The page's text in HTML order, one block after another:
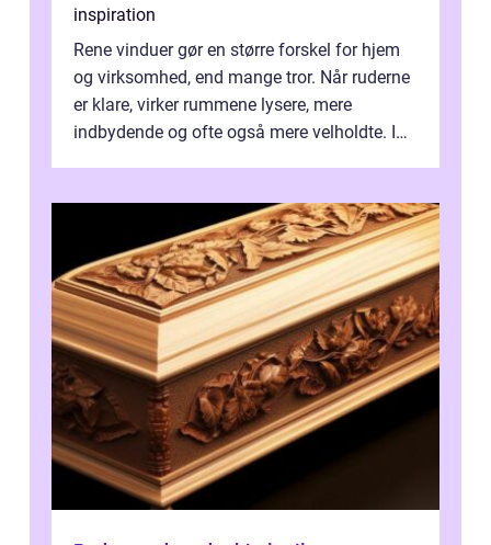
inspiration
Rene vinduer gør en større forskel for hjem
og virksomhed, end mange tror. Når ruderne
er klare, virker rummene lysere, mere
indbydende og ofte også mere velholdte. I